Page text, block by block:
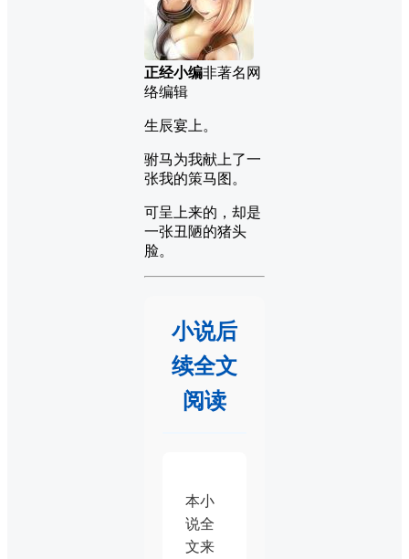
正经小编非著名网
络编辑
生辰宴上。
驸马为我献上了一
张我的策马图。
可呈上来的，却是
一张丑陋的猪头
脸。
小说后
续全文
阅读
本小
说全
文来